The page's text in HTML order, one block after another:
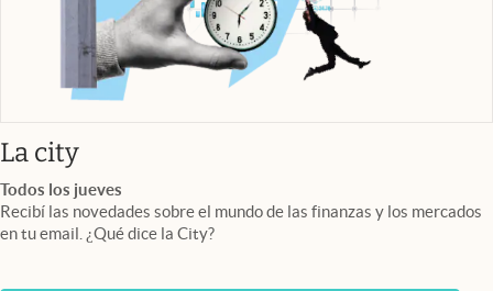
La cityabre en nueva pestaña
Todos los jueves
Recibí las novedades sobre el mundo de las finanzas y los mercados
en tu email. ¿Qué dice la City?